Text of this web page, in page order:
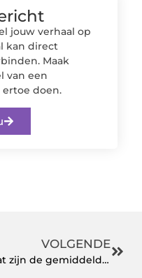
jouw verhaal op
kan direct
Maak
van een
doen.
VOLGENDE
Wat zijn de gemiddelde SEO optimalisatie kosten?